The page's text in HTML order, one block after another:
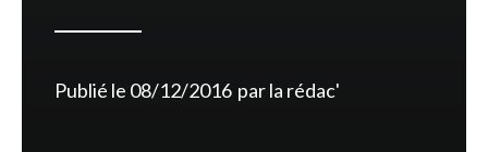
Publié le 08/12/2016 parla rédac'